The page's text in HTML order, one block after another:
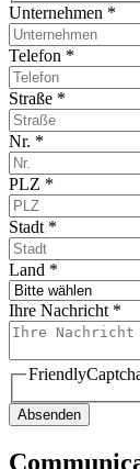
Unternehmen *
Telefon *
Straße *
Nr. *
PLZ *
Stadt *
Land *
Ihre Nachricht *
Absenden